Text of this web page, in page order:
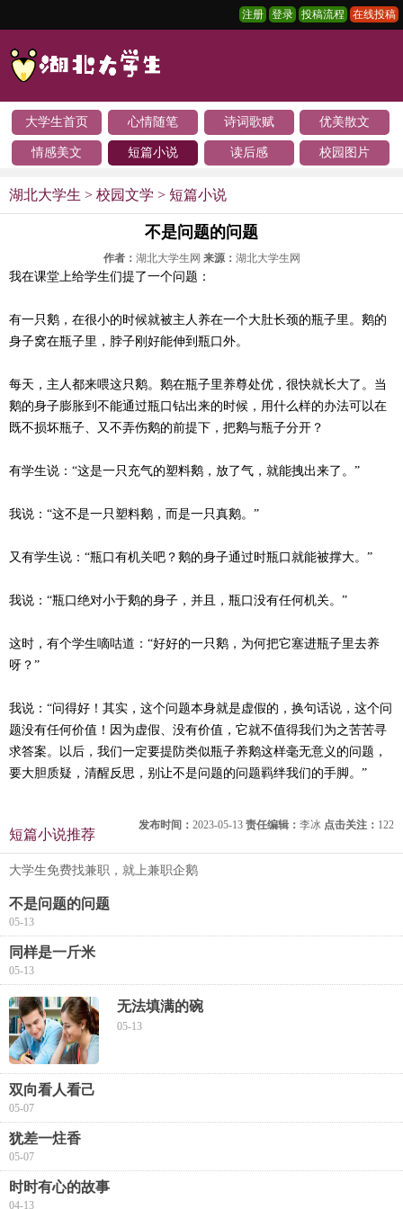
注册 登录 投稿流程 在线投稿
大学生首页 心情随笔 诗词歌赋 优美散文
情感美文 短篇小说 读后感 校园图片
湖北大学生 > 校园文学 > 短篇小说
不是问题的问题
作者： 湖北大学生网 来源： 湖北大学生网
我在课堂上给学生们提了一个问题：
有一只鹅，在很小的时候就被主人养在一个大肚长颈的瓶子里。鹅的
身子窝在瓶子里，脖子刚好能伸到瓶口外。
每天，主人都来喂这只鹅。鹅在瓶子里养尊处优，很快就长大了。当
鹅的身子膨胀到不能通过瓶口钻出来的时候，用什么样的办法可以在
既不损坏瓶子、又不弄伤鹅的前提下，把鹅与瓶子分开？
有学生说：“这是一只充气的塑料鹅，放了气，就能拽出来了。”
我说：“这不是一只塑料鹅，而是一只真鹅。”
又有学生说：“瓶口有机关吧？鹅的身子通过时瓶口就能被撑大。”
我说：“瓶口绝对小于鹅的身子，并且，瓶口没有任何机关。”
这时，有个学生嘀咕道：“好好的一只鹅，为何把它塞进瓶子里去养
呀？”
我说：“问得好！其实，这个问题本身就是虚假的，换句话说，这个问
题没有任何价值！因为虚假、没有价值，它就不值得我们为之苦苦寻
求答案。以后，我们一定要提防类似瓶子养鹅这样毫无意义的问题，
要大胆质疑，清醒反思，别让不是问题的问题羁绊我们的手脚。”
发布时间： 2023-05-13 责任编辑： 李冰 点击关注： 122
短篇小说推荐
大学生免费找兼职，就上兼职企鹅
不是问题的问题
05-13
同样是一斤米
05-13
无法填满的碗
05-13
双向看人看己
05-07
犹差一炷香
05-07
时时有心的故事
04-13